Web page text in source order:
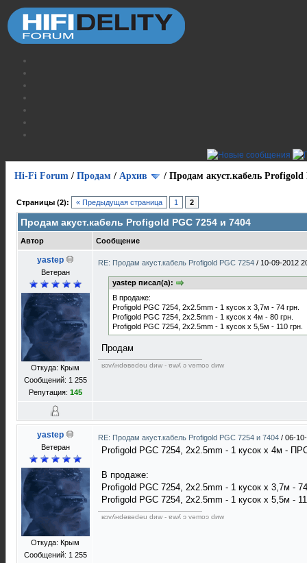
Hi-Fi Forum / Продам / Архив / Продам акуст.кабель Profigold
Страницы (2): « Предыдущая страница 1 2
Продам акуст.кабель Profigold PGC 7254 и 7404
Автор Сообщение
yastep
Ветеран
Откуда: Крым
Сообщений: 1 255
Репутация: 145
RE: Продам акуст.кабель Profigold PGC 7254 / 10-09-2012
yastep писал(а):
В продаже:
Profigold PGC 7254, 2x2.5mm - 1 кусок х 3,7м - 74 грн.
Profigold PGC 7254, 2x2.5mm - 1 кусок х 4м - 80 грн.
Profigold PGC 7254, 2x2.5mm - 1 кусок х 5,5м - 110 грн.
Продам
ʁɔvʎнdǝвǝdǝu dиw - ɐwʎ ɔ vǝmоɔ dиw
yastep
Ветеран
Откуда: Крым
Сообщений: 1 255
RE: Продам акуст.кабель Profigold PGC 7254 и 7404 / 06-
Profigold PGC 7254, 2x2.5mm - 1 кусок х 4м -
В продаже:
Profigold PGC 7254, 2x2.5mm - 1 кусок х 3,7м -
Profigold PGC 7254, 2x2.5mm - 1 кусок х 5,5м -
ʁɔvʎнdǝвǝdǝu dиw - ɐwʎ ɔ vǝmоɔ dиw